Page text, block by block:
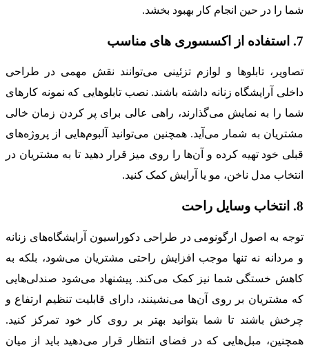
شما را در حین انجام کار بهبود بخشد.
7. استفاده از اکسسوری های مناسب
تصاویر، تابلوها و لوازم تزئینی می‌توانند نقش مهمی در طراحی
داخلی آرایشگاه زنانه داشته باشند. نصب تابلوهایی که نمونه کارهای
شما را به نمایش می‌گذارند، راهی عالی برای پر کردن زمان خالی
مشتریان به شمار می‌آید. همچنین می‌توانید آلبوم‌هایی از پروژه‌های
قبلی خود تهیه کرده و آن‌ها را روی میز قرار دهید تا به مشتریان در
انتخاب مدل ناخن، مو یا آرایش کمک کنید.
8. انتخاب وسایل راحت
توجه به اصول ارگونومی در طراحی دکوراسیون آرایشگاه‌های زنانه
و مردانه نه تنها موجب افزایش راحتی مشتریان می‌شود، بلکه به
کاهش خستگی شما نیز کمک می‌کند. پیشنهاد می‌شود صندلی‌هایی
که مشتریان بر روی آن‌ها می‌نشینند، دارای قابلیت تنظیم ارتفاع و
چرخش باشند تا شما بتوانید بهتر بر روی کار خود تمرکز کنید.
همچنین، مبل‌هایی که در فضای انتظار قرار می‌دهید باید از میان